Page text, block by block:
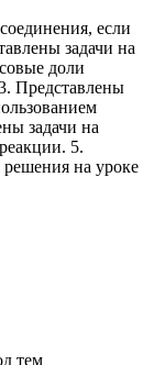
если
задачи на
доли
Представлены
задачи на
5.
решения на уроке
тем